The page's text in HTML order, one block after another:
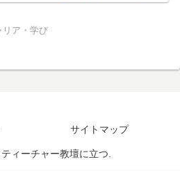
リア・学び
サイトマップ
ィーチャー教壇に立つ.